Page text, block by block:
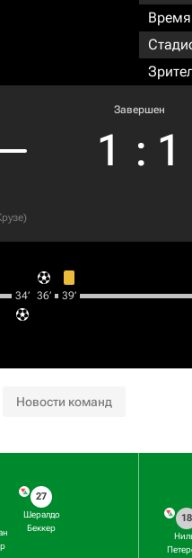
Завершен
1 : 1
)
34‎’‎ 36‎’‎ 39‎’‎
Новости команд
27
Шералдо
Беккер
18